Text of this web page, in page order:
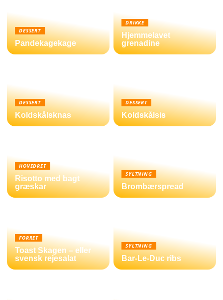
DESSERT
Pandekagekage
DRIKKE
Hjemmelavet
grenadine
DESSERT
Koldskålsknas
DESSERT
Koldskålsis
HOVEDRET
Risotto med bagt
græskar
SYLTNING
Brombærspread
FORRET
Toast Skagen – eller
svensk rejesalat
SYLTNING
Bar-Le-Duc ribs